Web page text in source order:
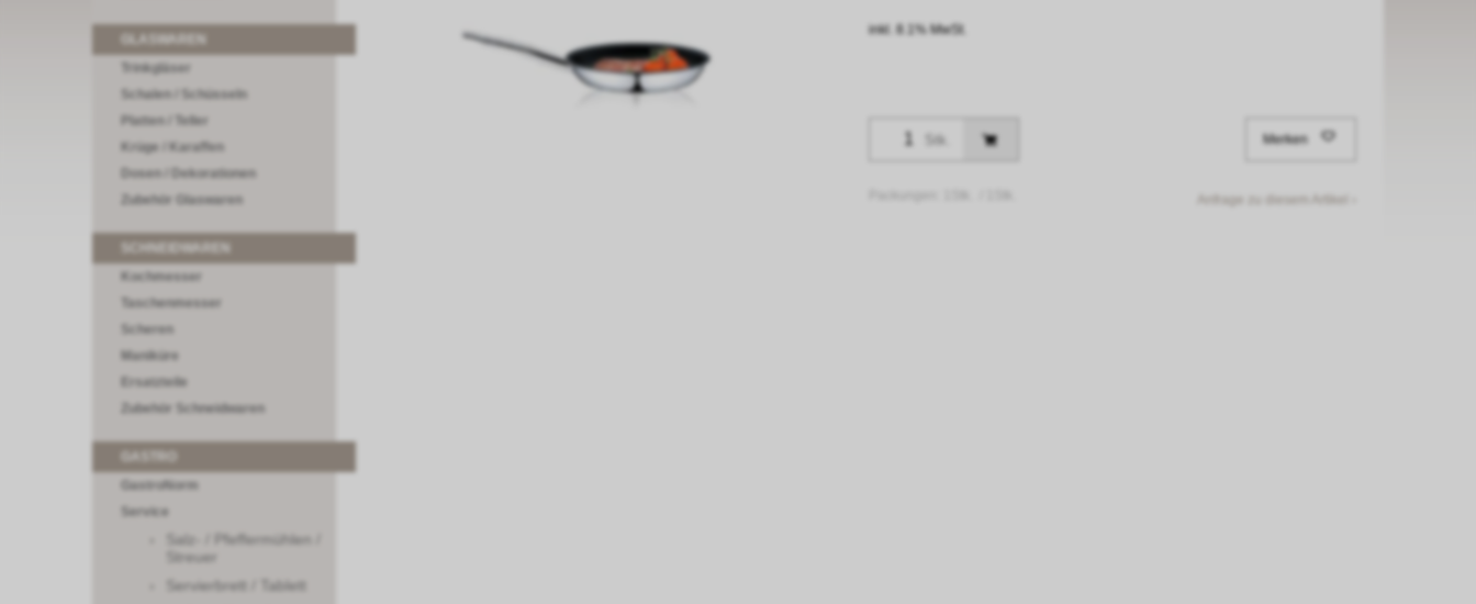
Trinkgläser
Schalen / Schüsseln
Platten / Teller
Krüge / Karaffen
Dosen / Dekorationen
Zubehör Glaswaren
Kochmesser
Taschenmesser
Scheren
Maniküre
Ersatzteile
Zubehör Schneidwaren
GastroNorm
Service
Salz- / Pfeffermühlen /
Streuer
Servierbrett / Tablett
inkl. 8.1% MwSt.
Stk. Merken
Anfrage zu diesem Artikel ›